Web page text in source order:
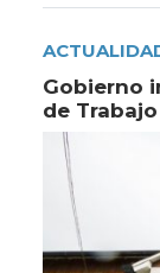
Gobierno
de